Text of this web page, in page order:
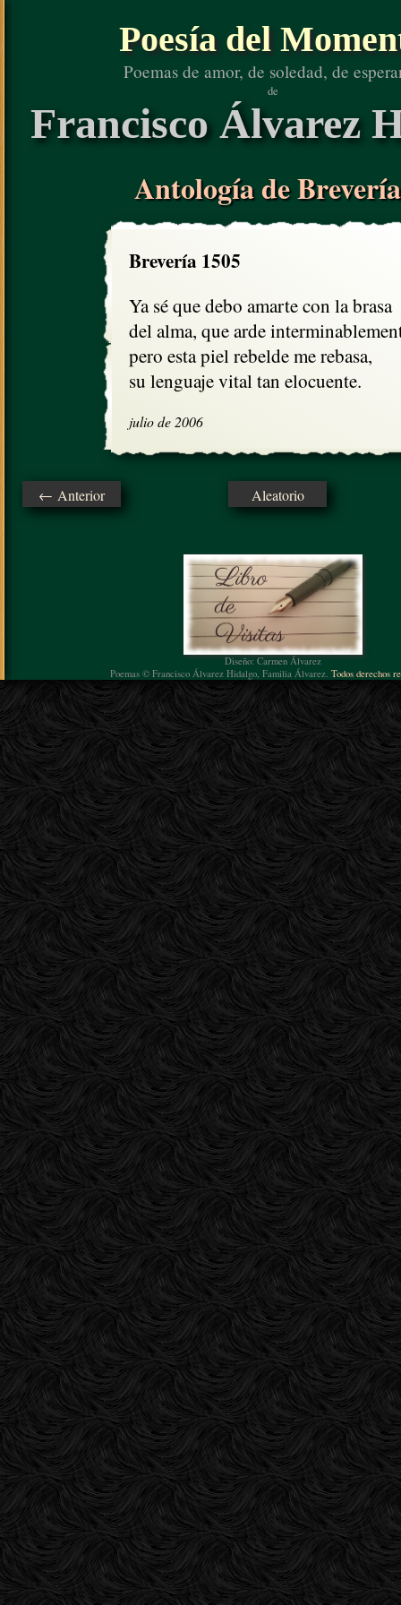
Poesía del
Poemas de amor, de soledad, de
de
Francisco Álvarez
Antología de
Brevería 1505
Ya sé que debo amarte con la brasa
del alma, que arde
pero esta piel rebelde me rebasa,
su lenguaje vital tan elocuente.
julio de 2006
← Anterior Aleatorio
Diseño: Carmen Álvarez
Poemas © Francisco Álvarez Hidalgo, Familia Álvarez. Todos derechos